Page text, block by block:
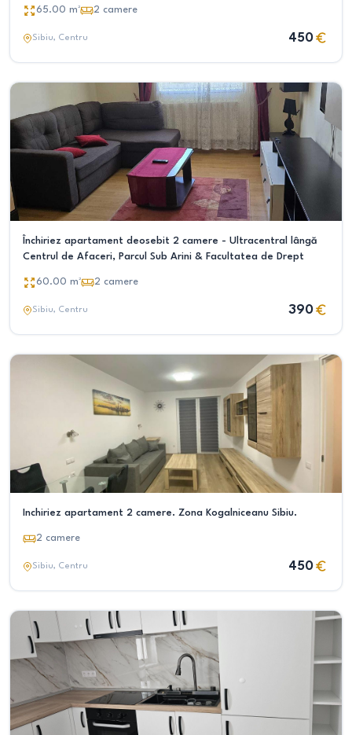
65.00 m² 2 camere
Sibiu, Centru 450
Închiriez apartament deosebit 2 camere - Ultracentral lângă
Centrul de Afaceri, Parcul Sub Arini & Facultatea de Drept
60.00 m² 2 camere
Sibiu, Centru 390
Inchiriez apartament 2 camere. Zona Kogalniceanu Sibiu.
2 camere
Sibiu, Centru 450